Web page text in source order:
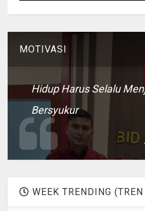
MOTIVASI
Hidup Harus Selalu
Bersyukur
WEEK TRENDING